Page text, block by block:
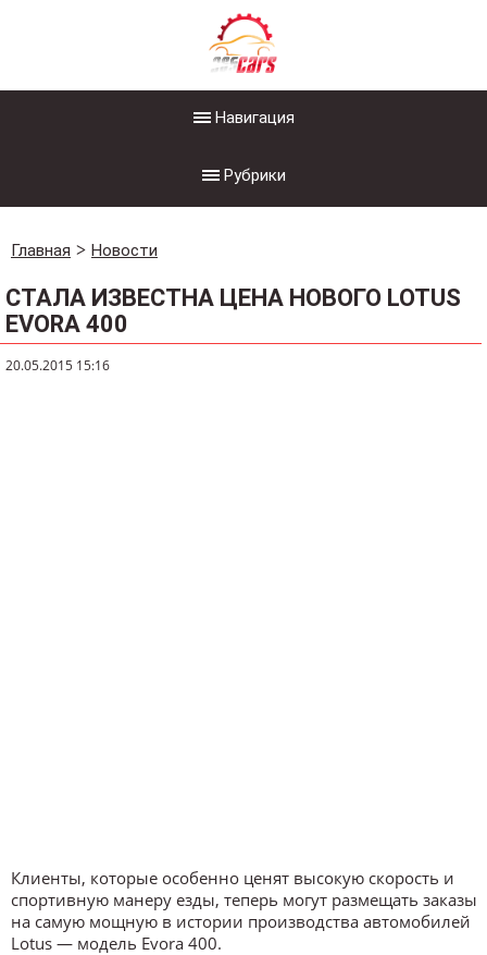
Навигация
Рубрики
Главная Новости
СТАЛА ИЗВЕСТНА ЦЕНА НОВОГО LOTUS
EVORA 400
20.05.2015 15:16
Клиенты, которые особенно ценят высокую скорость и
спортивную манеру езды, теперь могут размещать заказы
на самую мощную в истории производства автомобилей
Lotus — модель Evora 400.